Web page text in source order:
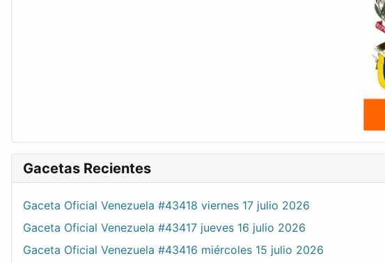
Gacetas Recientes
Gaceta Oficial Venezuela #43418 viernes 17 julio 2026
Gaceta Oficial Venezuela #43417 jueves 16 julio 2026
Gaceta Oficial Venezuela #43416 miércoles 15 julio 2026